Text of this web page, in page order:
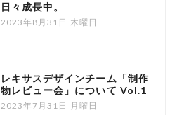
日々成長中。
2023年8月31日 木曜日
レキサスデザインチーム「制作
物レビュー会」について Vol.1
2023年7月31日 月曜日